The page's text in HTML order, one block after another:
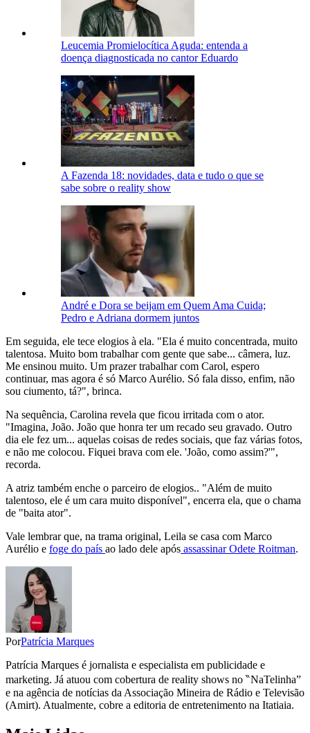
Leucemia Promielocítica Aguda: entenda a
doença diagnosticada no cantor Eduardo
A Fazenda 18: novidades, data e tudo o que se
sabe sobre o reality show
André e Dora se beijam em Quem Ama Cuida;
Pedro e Adriana dormem juntos
Em seguida, ele tece elogios à ela. "Ela é muito concentrada, muito
talentosa. Muito bom trabalhar com gente que sabe... câmera, luz.
Me ensinou muito. Um prazer trabalhar com Carol, espero
continuar, mas agora é só Marco Aurélio. Só fala disso, enfim, não
sou ciumento, tá?", brinca.
Na sequência, Carolina revela que ficou irritada com o ator.
"Imagina, João. João que honra ter um recado seu gravado. Outro
dia ele fez um... aquelas coisas de redes sociais, que faz várias fotos,
e não me colocou. Fiquei brava com ele. 'João, como assim?'",
recorda.
A atriz também enche o parceiro de elogios.. "Além de muito
talentoso, ele é um cara muito disponível", encerra ela, que o chama
de "baita ator".
Vale lembrar que, na trama original, Leila se casa com Marco
Aurélio e foge do país ao lado dele após assassinar Odete Roitman.
PorPatrícia Marques
Patrícia Marques é jornalista e especialista em publicidade e
marketing. Já atuou com cobertura de reality shows no ‶NaTelinha”
e na agência de notícias da Associação Mineira de Rádio e Televisão
(Amirt). Atualmente, cobre a editoria de entretenimento na Itatiaia.